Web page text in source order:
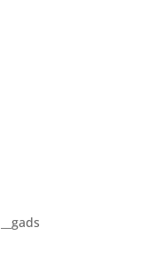
__gads